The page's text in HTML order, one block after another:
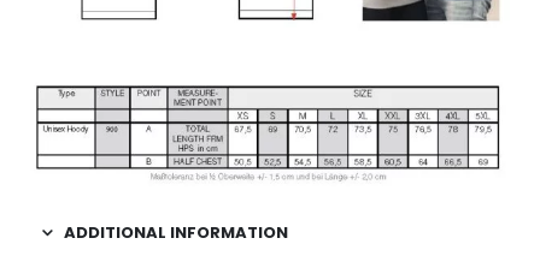
ADDITIONAL INFORMATION